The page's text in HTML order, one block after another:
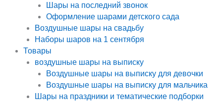
Шары на последний звонок
Оформление шарами детского сада
Воздушные шары на свадьбу
Наборы шаров на 1 сентября
Товары
воздушные шары на выписку
Воздушные шары на выписку для девочки
Воздушные шары на выписку для мальчика
Шары на праздники и тематические подборки